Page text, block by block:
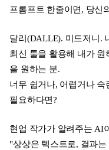
프롬프트 한줄이면, 당신
달리(DALLE). 미드저니.
최신 툴을 활용해 내가
을 원하는 분.
너무 쉽거나, 어렵거나 숙
필요하다면?
현업 작가가 알려주는 AI
"상상은 텍스트로, 결과